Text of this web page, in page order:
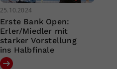
25.10.2024
Erste Bank Open:
Erler/Miedler mit
starker Vorstellung
ins Halbfinale